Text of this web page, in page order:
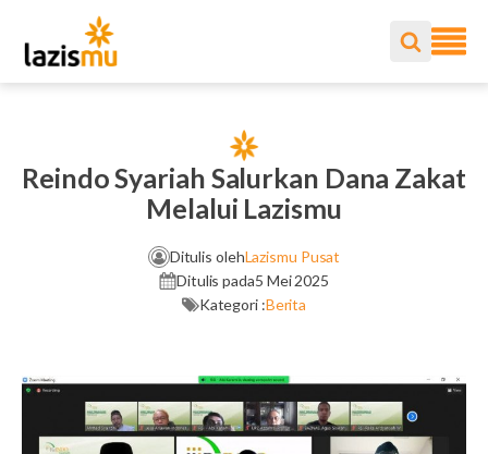
Reindo Syariah Salurkan Dana Zakat
Melalui Lazismu
Ditulis olehLazismu Pusat
Ditulis pada5 Mei 2025
Kategori :Berita